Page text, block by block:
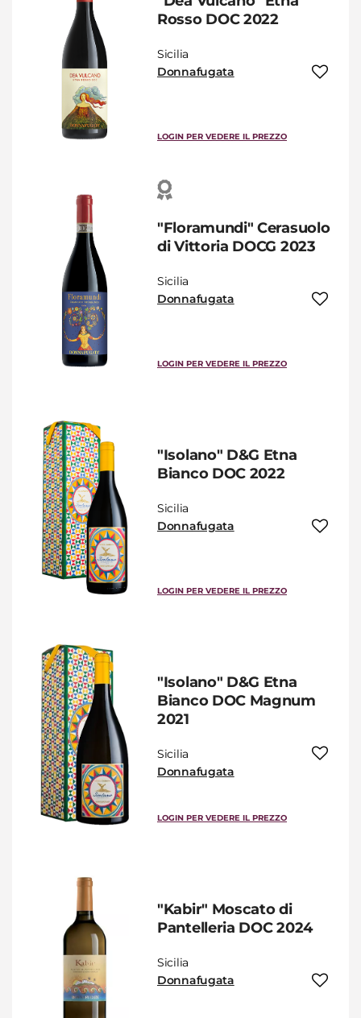
Rosso DOC 2022
Sicilia
Donnafugata
LOGIN PER VEDERE IL PREZZO
"Floramundi" Cerasuolo
di Vittoria DOCG 2023
Sicilia
Donnafugata
LOGIN PER VEDERE IL PREZZO
"Isolano" D&G Etna
Bianco DOC 2022
Sicilia
Donnafugata
LOGIN PER VEDERE IL PREZZO
"Isolano" D&G Etna
Bianco DOC Magnum
2021
Sicilia
Donnafugata
LOGIN PER VEDERE IL PREZZO
"Kabir" Moscato di
Pantelleria DOC 2024
Sicilia
Donnafugata